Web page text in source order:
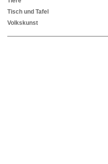
Tisch und Tafel
Volkskunst